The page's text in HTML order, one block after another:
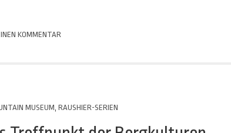
KOMMENTAR
MUSEUM, RAUSHIER-SERIEN